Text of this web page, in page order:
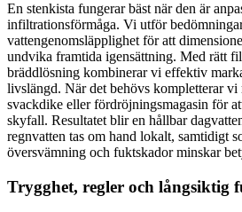
En stenkista fungerar bäst när den är
infiltrationsförmåga. Vi utför
vattengenomsläpplighet för att
undvika framtida igensättning. Med rätt
bräddlösning kombinerar vi effektiv
livslängd. När det behövs kompletterar vi
svackdike eller fördröjningsmagasin för
skyfall. Resultatet blir en hållbar
regnvatten tas om hand lokalt, samtidigt
översvämning och fuktskador minskar
Trygghet, regler och långsiktig